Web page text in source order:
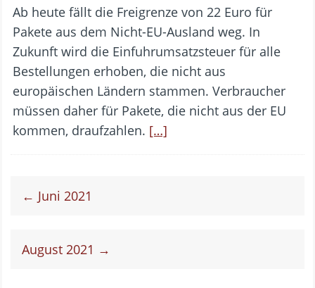
Ab heute fällt die Freigrenze von 22 Euro für
Pakete aus dem Nicht-EU-Ausland weg. In
Zukunft wird die Einfuhrumsatzsteuer für alle
Bestellungen erhoben, die nicht aus
europäischen Ländern stammen. Verbraucher
müssen daher für Pakete, die nicht aus der EU
kommen, draufzahlen. […]
← Juni 2021
August 2021 →